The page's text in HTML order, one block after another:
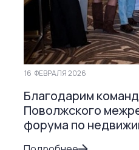
16 ФЕВРАЛЯ 2026
Благодарим
Поволжского
форума по